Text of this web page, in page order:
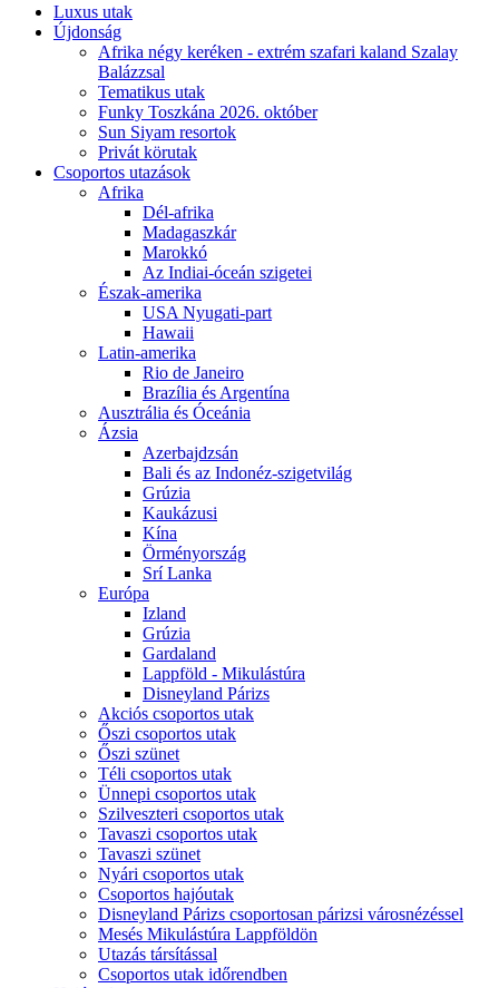
Luxus utak
Újdonság
Afrika négy keréken - extrém szafari kaland Szalay
Balázzsal
Tematikus utak
Funky Toszkána 2026. október
Sun Siyam resortok
Privát körutak
Csoportos utazások
Afrika
Dél-afrika
Madagaszkár
Marokkó
Az Indiai-óceán szigetei
Észak-amerika
USA Nyugati-part
Hawaii
Latin-amerika
Rio de Janeiro
Brazília és Argentína
Ausztrália és Óceánia
Ázsia
Azerbajdzsán
Bali és az Indonéz-szigetvilág
Grúzia
Kaukázusi
Kína
Örményország
Srí Lanka
Európa
Izland
Grúzia
Gardaland
Lappföld - Mikulástúra
Disneyland Párizs
Akciós csoportos utak
Őszi csoportos utak
Őszi szünet
Téli csoportos utak
Ünnepi csoportos utak
Szilveszteri csoportos utak
Tavaszi csoportos utak
Tavaszi szünet
Nyári csoportos utak
Csoportos hajóutak
Disneyland Párizs csoportosan párizsi városnézéssel
Mesés Mikulástúra Lappföldön
Utazás társítással
Csoportos utak időrendben